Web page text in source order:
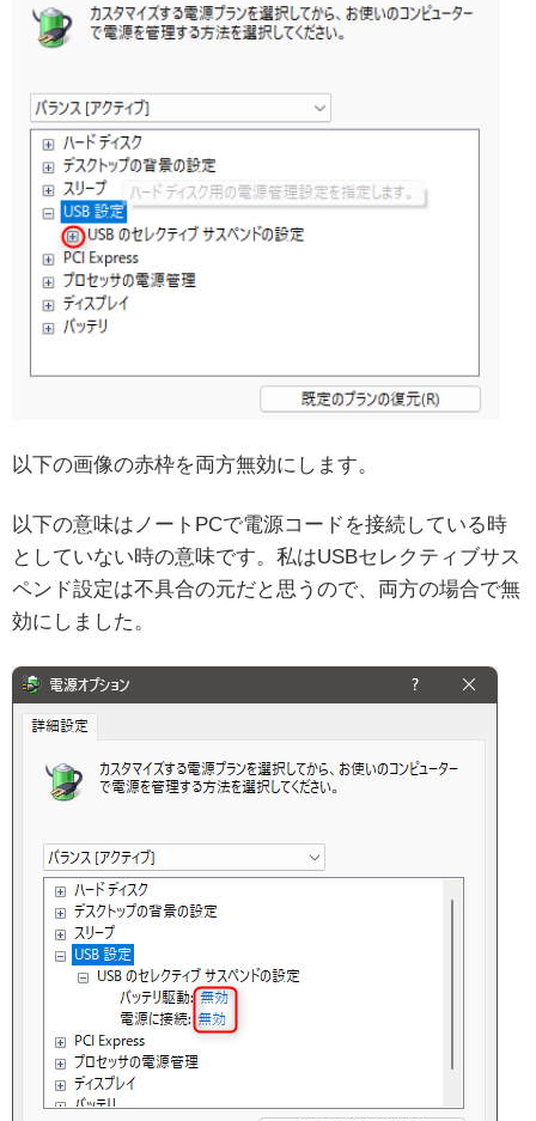
以下の画像の赤枠を両方無効にします。
以下の意味はノートPCで電源コードを接続している時
としていない時の意味です。私はUSBセレクティブサス
ペンド設定は不具合の元だと思うので、両方の場合で無
効にしました。